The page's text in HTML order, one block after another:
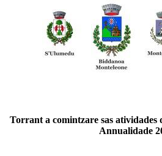
Torrant a comintzare sas atividades
Annualidade